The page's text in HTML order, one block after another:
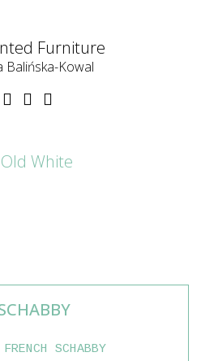
Furniture
Balińska-Kowal
Old White